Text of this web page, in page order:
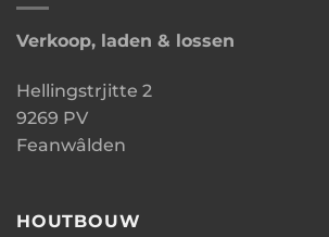
Verkoop, laden & lossen
Hellingstrjitte 2
9269 PV
Feanwâlden
HOUTBOUW